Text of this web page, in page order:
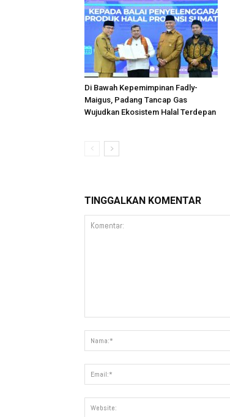
Di Bawah Kepemimpinan Fadly-
Maigus, Padang Tancap Gas
Wujudkan Ekosistem Halal Terdepan
TINGGALKAN KOMENTAR